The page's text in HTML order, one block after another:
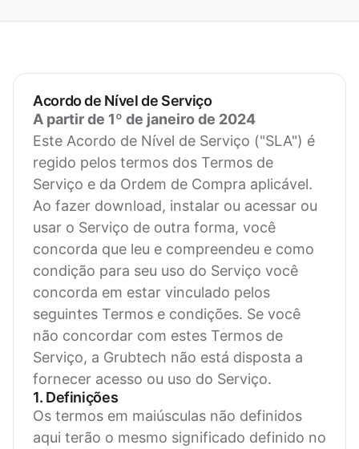
Acordo de Nível de Serviço
A partir de 1º de janeiro de 2024
Este Acordo de Nível de Serviço ("SLA") é
regido pelos termos dos Termos de
Serviço e da Ordem de Compra aplicável.
Ao fazer download, instalar ou acessar ou
usar o Serviço de outra forma, você
concorda que leu e compreendeu e como
condição para seu uso do Serviço você
concorda em estar vinculado pelos
seguintes Termos e condições. Se você
não concordar com estes Termos de
Serviço, a Grubtech não está disposta a
fornecer acesso ou uso do Serviço.
1. Definições
Os termos em maiúsculas não definidos
aqui terão o mesmo significado definido no